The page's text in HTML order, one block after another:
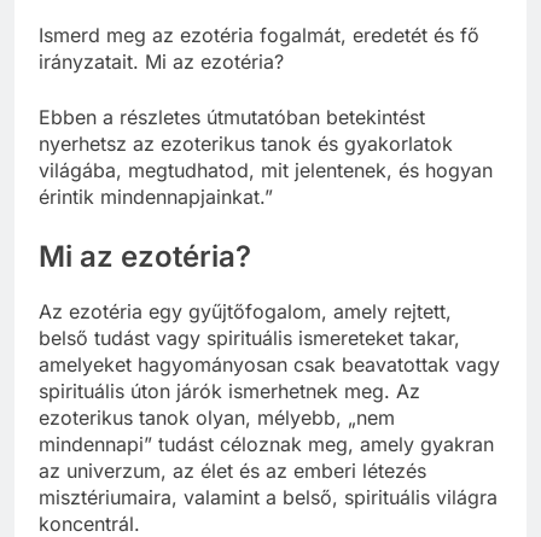
Ismerd meg az ezotéria fogalmát, eredetét és fő
irányzatait. Mi az ezotéria?
Ebben a részletes útmutatóban betekintést
nyerhetsz az ezoterikus tanok és gyakorlatok
világába, megtudhatod, mit jelentenek, és hogyan
érintik mindennapjainkat.”
Mi az ezotéria?
Az ezotéria egy gyűjtőfogalom, amely rejtett,
belső tudást vagy spirituális ismereteket takar,
amelyeket hagyományosan csak beavatottak vagy
spirituális úton járók ismerhetnek meg. Az
ezoterikus tanok olyan, mélyebb, „nem
mindennapi” tudást céloznak meg, amely gyakran
az univerzum, az élet és az emberi létezés
misztériumaira, valamint a belső, spirituális világra
koncentrál.